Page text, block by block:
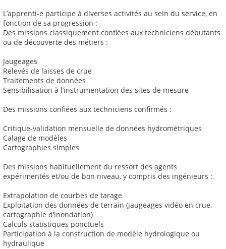
L’apprenti-e participe à diverses activités au sein du service, en
fonction de sa progression :
Des missions classiquement confiées aux techniciens débutants
ou de découverte des métiers :
Jaugeages
Relevés de laisses de crue
Traitements de données
Sensibilisation à l’instrumentation des sites de mesure
Des missions confiées aux techniciens confirmés :
Critique-validation mensuelle de données hydrométriques
Calage de modèles
Cartographies simples
Des missions habituellement du ressort des agents
expérimentés et/ou de bon niveau, y compris des ingénieurs :
Extrapolation de courbes de tarage
Exploitation des données de terrain (jaugeages vidéo en crue,
cartographie d’inondation)
Calculs statistiques ponctuels
Participation à la construction de modèle hydrologique ou
hydraulique